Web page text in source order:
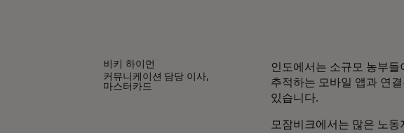
비키 하이먼
커뮤니케이션 담당 이사,
마스터카드
인도에서는 소규모 농부들
추적하는 모바일 앱과 연
있습니다.
모잠비크에서는 많은 노